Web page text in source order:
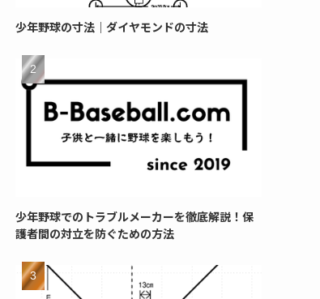
少年野球の寸法｜ダイヤモンドの寸法
少年野球でのトラブルメーカーを徹底解説！保
護者間の対立を防ぐための方法